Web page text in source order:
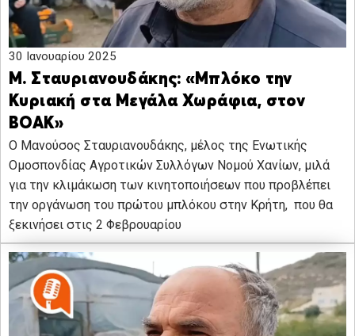
30 Ιανουαρίου 2025
Μ. Σταυριανουδάκης: «Μπλόκο την
Κυριακή στα Μεγάλα Χωράφια, στον
ΒΟΑΚ»
Ο Μανούσος Σταυριανουδάκης, μέλος της Ενωτικής
Ομοσπονδίας Αγροτικών Συλλόγων Νομού Χανίων, μιλά
για την κλιμάκωση των κινητοποιήσεων που προβλέπει
την οργάνωση του πρώτου μπλόκου στην Κρήτη, που θα
ξεκινήσει στις 2 Φεβρουαρίου